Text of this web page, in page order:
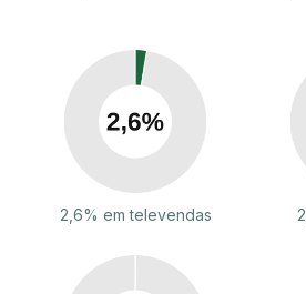
2,6% em televendas